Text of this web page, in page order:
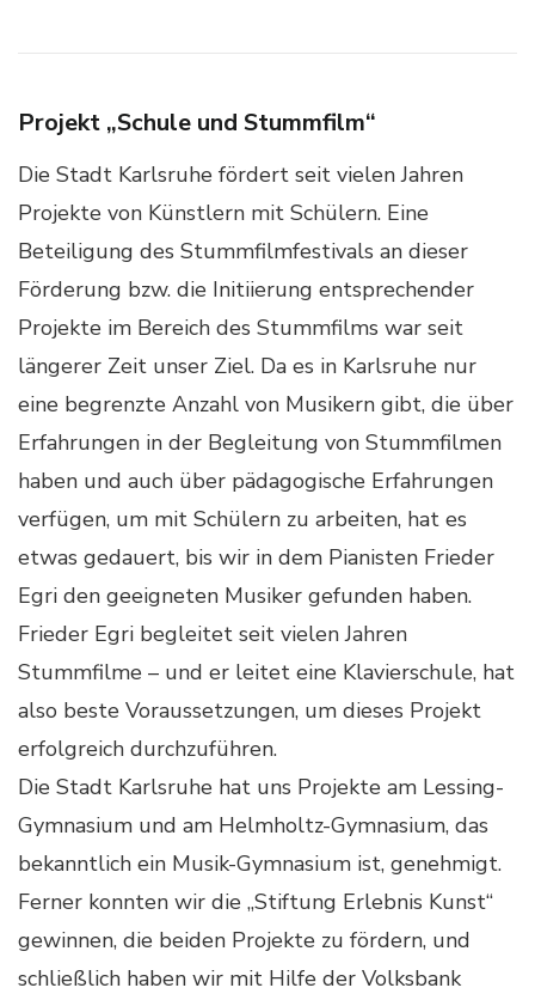
Projekt „Schule und Stummfilm“
Die Stadt Karlsruhe fördert seit vielen Jahren
Projekte von Künstlern mit Schülern. Eine
Beteiligung des Stummfilmfestivals an dieser
Förderung bzw. die Initiierung entsprechender
Projekte im Bereich des Stummfilms war seit
längerer Zeit unser Ziel. Da es in Karlsruhe nur
eine begrenzte Anzahl von Musikern gibt, die über
Erfahrungen in der Begleitung von Stummfilmen
haben und auch über pädagogische Erfahrungen
verfügen, um mit Schülern zu arbeiten, hat es
etwas gedauert, bis wir in dem Pianisten Frieder
Egri den geeigneten Musiker gefunden haben.
Frieder Egri begleitet seit vielen Jahren
Stummfilme – und er leitet eine Klavierschule, hat
also beste Voraussetzungen, um dieses Projekt
erfolgreich durchzuführen.
Die Stadt Karlsruhe hat uns Projekte am Lessing-
Gymnasium und am Helmholtz-Gymnasium, das
bekanntlich ein Musik-Gymnasium ist, genehmigt.
Ferner konnten wir die „Stiftung Erlebnis Kunst“
gewinnen, die beiden Projekte zu fördern, und
schließlich haben wir mit Hilfe der Volksbank